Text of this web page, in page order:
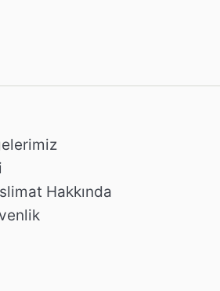
Hakkında